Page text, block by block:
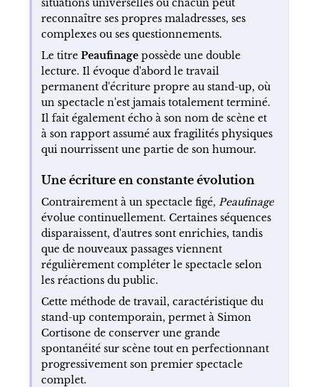
situations universelles où chacun peut
reconnaître ses propres maladresses, ses
complexes ou ses questionnements.
Le titre Peaufinagepossède une double
lecture. Il évoque d'abord le travail
permanent d'écriture propre au stand-up, où
un spectacle n'est jamais totalement terminé.
Il fait également écho à son nom de scène et
à son rapport assumé aux fragilités physiques
qui nourrissent une partie de son humour.
Une écriture en constante évolution
Contrairement à un spectacle figé, Peaufinage
évolue continuellement. Certaines séquences
disparaissent, d'autres sont enrichies, tandis
que de nouveaux passages viennent
régulièrement compléter le spectacle selon
les réactions du public.
Cette méthode de travail, caractéristique du
stand-up contemporain, permet à Simon
Cortisone de conserver une grande
spontanéité sur scène tout en perfectionnant
progressivement son premier spectacle
complet.